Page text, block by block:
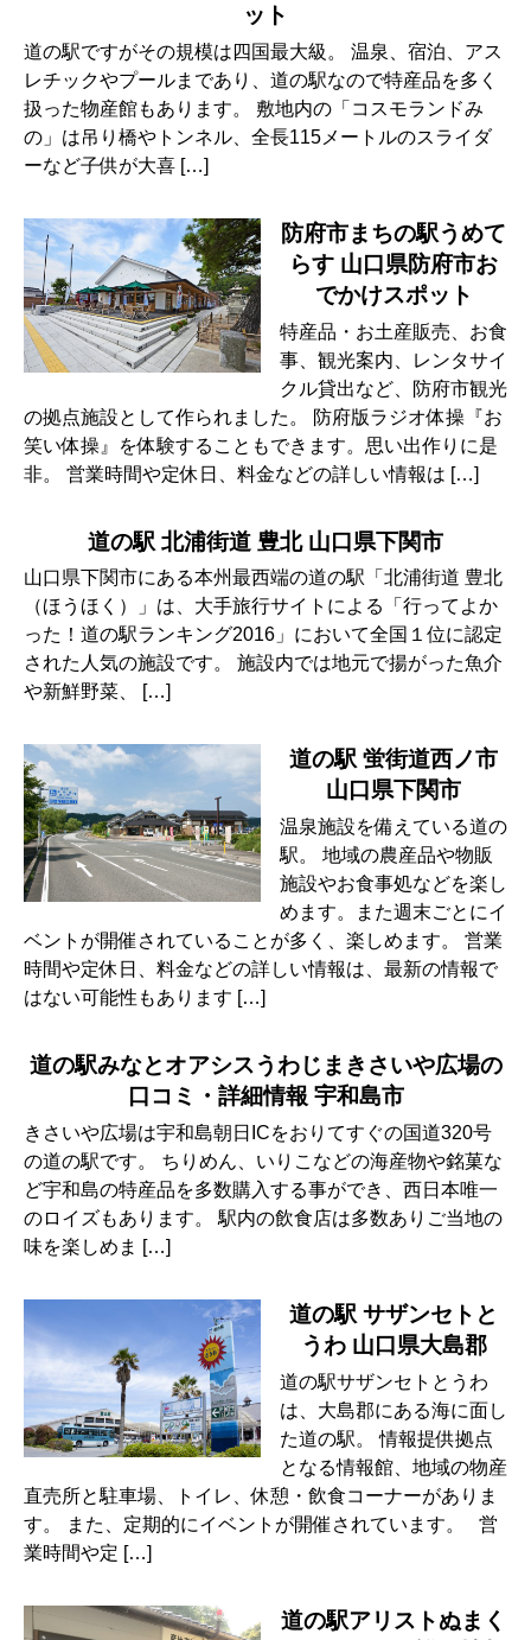
ット
道の駅ですがその規模は四国最大級。 温泉、宿泊、アス
レチックやプールまであり、道の駅なので特産品を多く
扱った物産館もあります。 敷地内の「コスモランドみ
の」は吊り橋やトンネル、全長115メートルのスライダ
ーなど子供が大喜 […]
防府市まちの駅うめて
らす 山口県防府市お
でかけスポット
特産品・お土産販売、お食
事、観光案内、レンタサイ
クル貸出など、防府市観光
の拠点施設として作られました。 防府版ラジオ体操『お
笑い体操』を体験することもできます。思い出作りに是
非。 営業時間や定休日、料金などの詳しい情報は […]
道の駅 北浦街道 豊北 山口県下関市
山口県下関市にある本州最西端の道の駅「北浦街道 豊北
（ほうほく）」は、大手旅行サイトによる「行ってよか
った！道の駅ランキング2016」において全国１位に認定
された人気の施設です。 施設内では地元で揚がった魚介
や新鮮野菜、 […]
道の駅 蛍街道西ノ市
山口県下関市
温泉施設を備えている道の
駅。 地域の農産品や物販
施設やお食事処などを楽し
めます。また週末ごとにイ
ベントが開催されていることが多く、楽しめます。 営業
時間や定休日、料金などの詳しい情報は、最新の情報で
はない可能性もあります […]
道の駅みなとオアシスうわじまきさいや広場の
口コミ・詳細情報 宇和島市
きさいや広場は宇和島朝日ICをおりてすぐの国道320号
の道の駅です。 ちりめん、いりこなどの海産物や銘菓な
ど宇和島の特産品を多数購入する事ができ、西日本唯一
のロイズもあります。 駅内の飲食店は多数ありご当地の
味を楽しめま […]
道の駅 サザンセトと
うわ 山口県大島郡
道の駅サザンセトとうわ
は、大島郡にある海に面し
た道の駅。 情報提供拠点
となる情報館、地域の物産
直売所と駐車場、トイレ、休憩・飲食コーナーがありま
す。 また、定期的にイベントが開催されています。 営
業時間や定 […]
道の駅アリストぬまく